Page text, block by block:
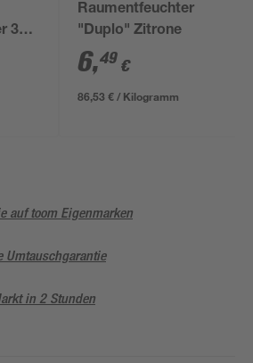
3x
Raumentfeuchter
"Duplo" Zitrone
6,49 €
86,53 € / Kilogramm
auf toom Eigenmarken
Umtauschgarantie
in 2 Stunden